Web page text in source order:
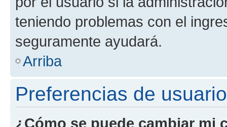
teniendo problemas con el
seguramente ayudará.
Arriba
Preferencias de
¿Cómo se puede cambiar mi